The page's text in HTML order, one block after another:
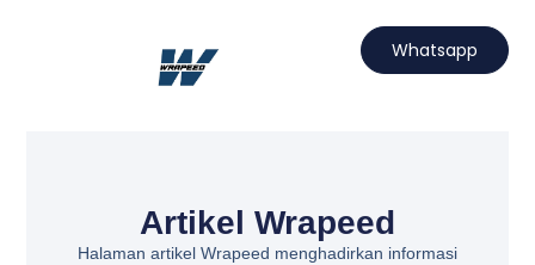
Whatsapp
Artikel Wrapeed
Halaman artikel Wrapeed menghadirkan informasi